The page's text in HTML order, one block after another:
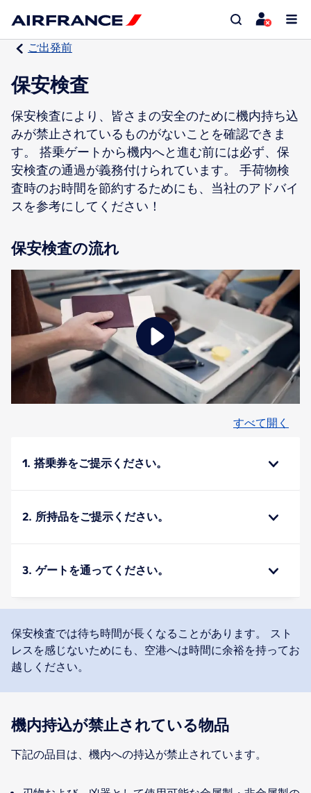
ご出発前
保安検査
保安検査により、皆さまの安全のために機内持ち込
みが禁止されているものがないことを確認できま
す。 搭乗ゲートから機内へと進む前には必ず、保
安検査の通過が義務付けられています。 手荷物検
査時のお時間を節約するためにも、当社のアドバイ
スを参考にしてください！
保安検査の流れ
すべて開く
1. 搭乗券をご提示ください。
2. 所持品をご提示ください。
3. ゲートを通ってください。
保安検査では待ち時間が長くなることがあります。 スト
レスを感じないためにも、空港へは時間に余裕を持ってお
越しください。
機内持込が禁止されている物品
下記の品目は、機内への持込が禁止されています。